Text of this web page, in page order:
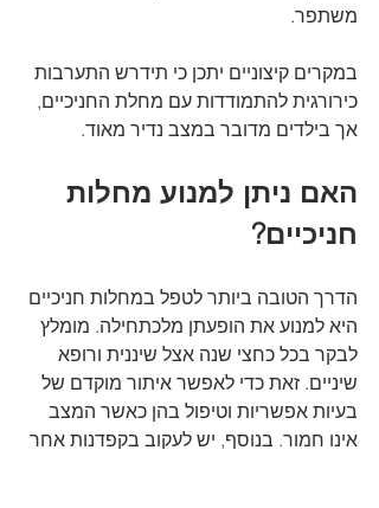
משתפר.
במקרים קיצוניים יתכן כי תידרש התערבות
כירורגית להתמודדות עם מחלת החניכיים,
אך בילדים מדובר במצב נדיר מאוד.
האם ניתן למנוע מחלות
חניכיים?
הדרך הטובה ביותר לטפל במחלות חניכיים
היא למנוע את הופעתן מלכתחילה. מומלץ
לבקר בכל כחצי שנה אצל שיננית ורופא
שיניים. זאת כדי לאפשר איתור מוקדם של
בעיות אפשריות וטיפול בהן כאשר המצב
אינו חמור. בנוסף, יש לעקוב בקפדנות אחר